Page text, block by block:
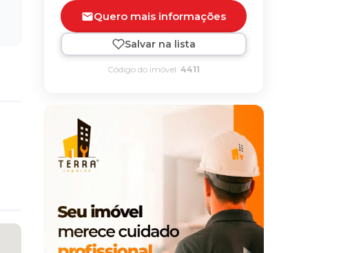
Quero mais informações
Salvar na lista
Código do imóvel: 4411